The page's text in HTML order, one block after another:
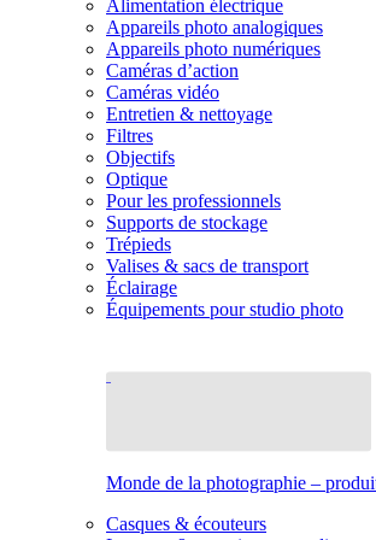
Alimentation électrique
Appareils photo analogiques
Appareils photo numériques
Caméras d’action
Caméras vidéo
Entretien & nettoyage
Filtres
Objectifs
Optique
Pour les professionnels
Supports de stockage
Trépieds
Valises & sacs de transport
Éclairage
Équipements pour studio photo
Monde de la photographie –
Casques & écouteurs